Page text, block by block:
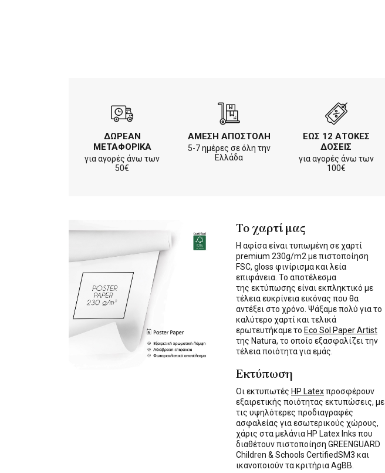
ΔΩΡΕΑΝ
ΜΕΤΑΦΟΡΙΚΑ
για αγορές άνω των
50€
ΑΜΕΣΗ ΑΠΟΣΤΟΛΗ
5-7 ημέρες σε όλη την
Ελλάδα
ΕΩΣ 12 ΑΤΟΚΕΣ
ΔΟΣΕΙΣ
για αγορές άνω των
100€
Το χαρτί μας
Η αφίσα είναι τυπωμένη σε χαρτί
premium 230g/m2 με πιστοποίηση
FSC, gloss φινίρισμα και λεία
επιφάνεια. Το αποτέλεσμα
της εκτύπωσης είναι εκπληκτικό με
τέλεια ευκρίνεια εικόνας που θα
αντέξει στο χρόνο. Ψάξαμε πολύ για το
καλύτερο χαρτί και τελικά
ερωτευτήκαμε το Eco Sol Paper Artist
της Natura, το οποίο εξασφαλίζει την
τέλεια ποιότητα για εμάς.
Εκτύπωση
Οι εκτυπωτές HP Latexπροσφέρουν
εξαιρετικής ποιότητας εκτυπώσεις, με
τις υψηλότερες προδιαγραφές
ασφαλείας για εσωτερικούς χώρους,
χάρις στα μελάνια HP Latex Inks που
διαθέτουν πιστοποίηση GREENGUARD
Children & Schools CertifiedSM3 και
ικανοποιούν τα κριτήρια AgBB.